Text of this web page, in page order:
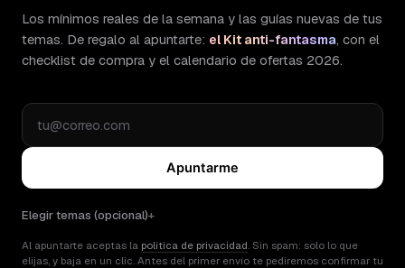
Los mínimos reales de la semana y las guías nuevas de tus
temas. De regalo al apuntarte: el Kit anti-fantasma, con el
checklist de compra y el calendario de ofertas 2026.
Apuntarme
Elegir temas (opcional)
Al apuntarte aceptas la política de privacidad. Sin spam: solo lo que
elijas, y baja en un clic. Antes del primer envío te pediremos confirmar tu